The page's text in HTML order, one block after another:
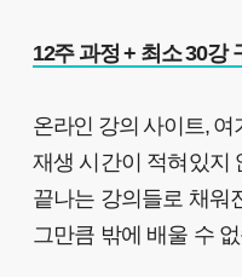
12주 과정 + 최소 30강
온라인 강의 사이트,
재생 시간이 적혀있지
끝나는 강의들로 채워
그만큼 밖에 배울 수